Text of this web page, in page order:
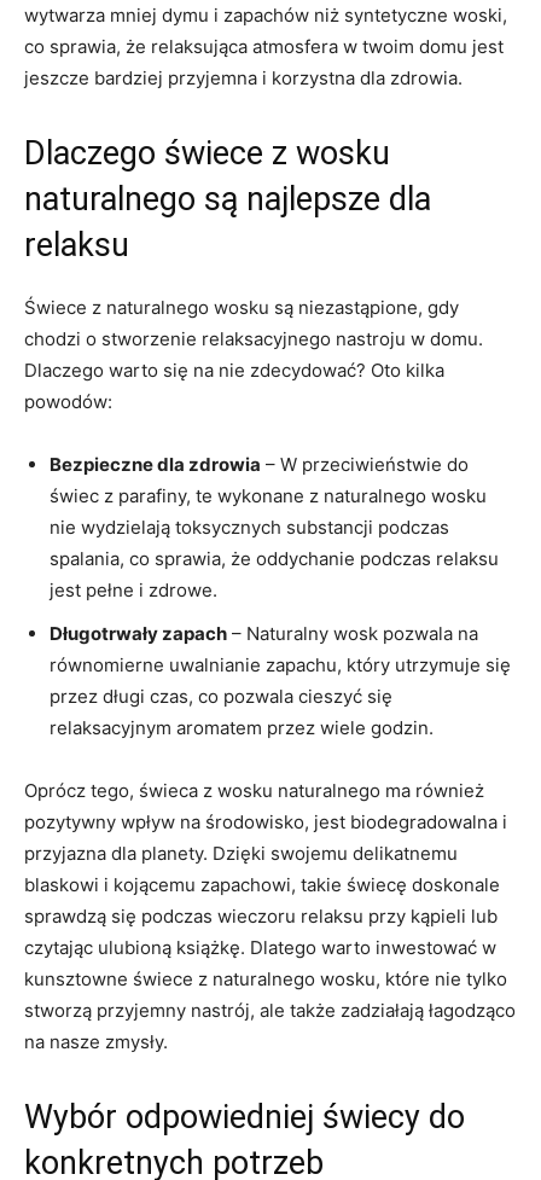
wytwarza mniej ⁢dymu i zapachów niż ‌syntetyczne woski,
‌co sprawia, że relaksująca atmosfera ⁢w‌ twoim domu jest
jeszcze bardziej przyjemna i korzystna dla zdrowia.
Dlaczego świece‌ z wosku
naturalnego‍ są ‌najlepsze dla⁤
relaksu
Świece z ⁣naturalnego‍ wosku‍ są niezastąpione, ‌gdy
chodzi o stworzenie relaksacyjnego nastroju⁣ w domu.‍
Dlaczego warto ‍się⁢ na nie zdecydować? Oto kilka
powodów:
Bezpieczne ‍dla zdrowia – W ⁢przeciwieństwie do
świec z ​parafiny, te wykonane z naturalnego wosku
⁣nie wydzielają toksycznych substancji podczas
spalania, co sprawia,‍ że oddychanie podczas relaksu
jest pełne i zdrowe.
Długotrwały zapach – Naturalny wosk pozwala na
⁣równomierne uwalnianie zapachu, który utrzymuje ⁢się
przez długi czas, co pozwala cieszyć się
relaksacyjnym aromatem ​przez wiele godzin.
Oprócz tego, ⁣świeca z wosku naturalnego⁣ ma również⁣
pozytywny wpływ na​ środowisko, jest biodegradowalna i
⁣przyjazna dla planety. Dzięki swojemu delikatnemu⁤
blaskowi i kojącemu zapachowi, takie‌ świecę doskonale
⁤sprawdzą się podczas wieczoru relaksu przy kąpieli lub‍
czytając⁤ ulubioną książkę. Dlatego warto inwestować w
kunsztowne⁢ świece z naturalnego wosku, które nie tylko
‌stworzą‍ przyjemny nastrój, ale także zadziałają łagodząco
na nasze ‍zmysły.
Wybór odpowiedniej⁣ świecy do
⁤konkretnych potrzeb